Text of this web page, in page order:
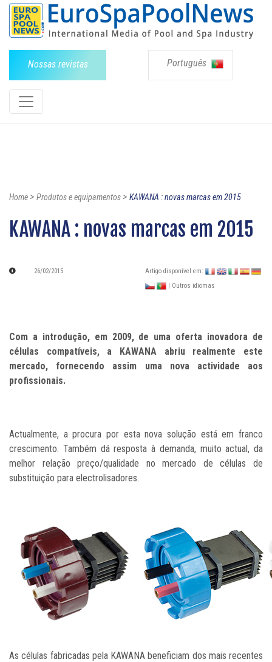
Nossas revistas Português
Home> Produtos e equipamentos> KAWANA : novas marcas em 2015
KAWANA : novas marcas em 2015
26/02/2015
Artigo disponível em:
| Outros idiomas
Com a introdução, em 2009, de uma oferta inovadora de
células compatíveis, a KAWANA abriu realmente este
mercado, fornecendo assim uma nova actividade aos
profissionais.
Actualmente, a procura por esta nova solução está em franco
crescimento. Também dá resposta à demanda, muito actual, da
melhor relação preço/qualidade no mercado de células de
substituição para electrolisadores.
As células fabricadas pela KAWANA beneficiam dos mais recentes